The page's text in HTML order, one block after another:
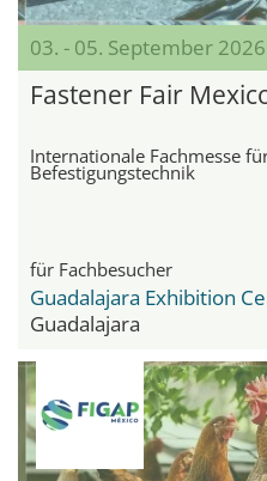
03. - 05. September 2026
Fastener Fair
Internationale Fachmesse
Befestigungstechnik
für Fachbesucher
Guadalajara Exhibition
Guadalajara